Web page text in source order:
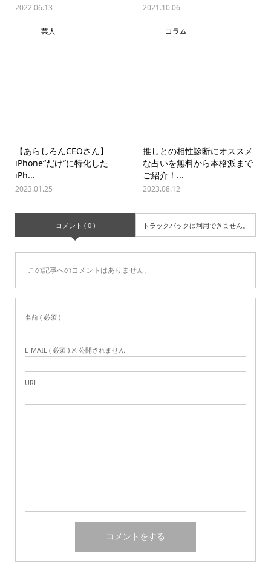
2022.06.13 2021.10.06
芸人
【あらしろんCEOさん】
iPhone“だけ”に特化した
iPh...
2023.01.25
コラム
推しとの相性診断にオススメ
な占いを無料から本格派まで
ご紹介！...
2023.08.12
コメント ( 0 ) トラックバックは利用できません。
この記事へのコメントはありません。
名前 ( 必須 )
E-MAIL ( 必須 ) ※ 公開されません
URL